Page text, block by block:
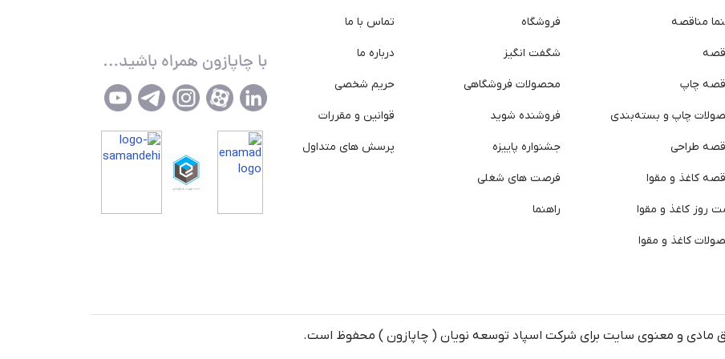
مناقصه
چاپ
چاپ و بسته‌بندی
طراحی
کاغذ و مقوا
روز کاغذ و مقوا
کاغذ و مقوا
فروشگاه
شگفت انگیز
محصولات فروشگاهی
فروشنده شوید
جشنواره پاییزه
فرصت های شغلی
راهنما
تماس با ما
درباره ما
حریم شخصی
قوانین و مقررات
پرسش های متداول
مادی و معنوی سایت برای شرکت اسپاد توسعه نویان ( چاپازون ) محفوظ است.